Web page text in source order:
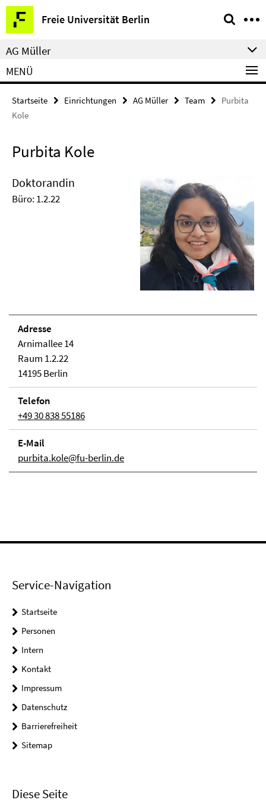
Springe
direkt
zu
Inhalt
Freie Universität Berlin
Service-
Navigation
AG Müller
MENÜ
Startseite Einrichtungen AG Müller Team
Purbita
Kole
Purbita Kole
Doktorandin
Büro: 1.2.22
Adresse
Arnimallee 14
Raum 1.2.22
14195 Berlin
Telefon
+49 30 838 55186
E-Mail
purbita.kole@fu-berlin.de
Service-Navigation
Startseite
Personen
Intern
Kontakt
Impressum
Datenschutz
Barrierefreiheit
Sitemap
Diese Seite